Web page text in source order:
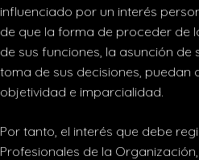
influenciado por un interés
de que la forma de proceder de
de sus funciones, la asunción de
toma de sus decisiones, puedan
objetividad e imparcialidad.
Por tanto, el interés que debe
Profesionales de la